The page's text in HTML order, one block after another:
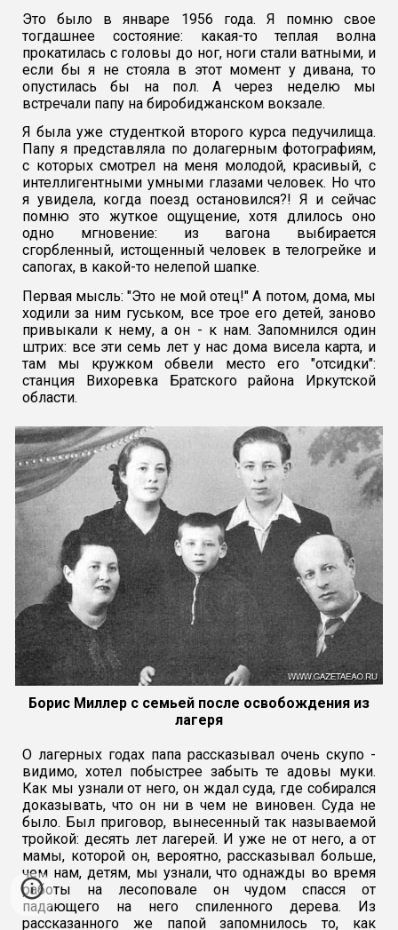
Это было в январе 1956 года. Я помню свое
тогдашнее состояние: какая-то теплая волна
прокатилась с головы до ног, ноги стали ватными, и
если бы я не стояла в этот момент у дивана, то
опустилась бы на пол. А через неделю мы
встречали папу на биробиджанском вокзале.
Я была уже студенткой второго курса педучилища.
Папу я представляла по долагерным фотографиям,
с которых смотрел на меня молодой, красивый, с
интеллигентными умными глазами человек. Но что
я увидела, когда поезд остановился?! Я и сейчас
помню это жуткое ощущение, хотя длилось оно
одно мгновение: из вагона выбирается
сгорбленный, истощенный человек в телогрейке и
сапогах, в какой-то нелепой шапке.
Первая мысль: "Это не мой отец!" А потом, дома, мы
ходили за ним гуськом, все трое его детей, заново
привыкали к нему, а он - к нам. Запомнился один
штрих: все эти семь лет у нас дома висела карта, и
там мы кружком обвели место его "отсидки":
станция Вихоревка Братского района Иркутской
области.
Борис Миллер с семьей после освобождения из
лагеря
О лагерных годах папа рассказывал очень скупо -
видимо, хотел побыстрее забыть те адовы муки.
Как мы узнали от него, он ждал суда, где собирался
доказывать, что он ни в чем не виновен. Суда не
было. Был приговор, вынесенный так называемой
тройкой: десять лет лагерей. И уже не от него, а от
мамы, которой он, вероятно, рассказывал больше,
чем нам, детям, мы узнали, что однажды во время
работы на лесоповале он чудом спасся от
падающего на него спиленного дерева. Из
рассказанного же папой запомнилось то, как